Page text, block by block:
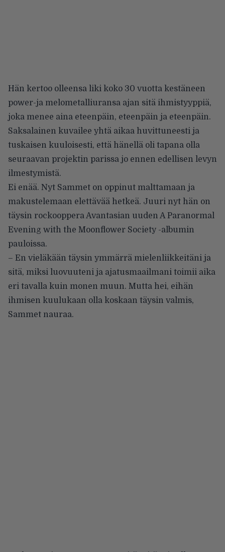
Hän kertoo olleensa liki koko 30 vuotta kestäneen
power-ja melometalliuransa ajan sitä ihmistyyppiä,
joka menee aina eteenpäin, eteenpäin ja eteenpäin.
Saksalainen kuvailee yhtä aikaa huvittuneesti ja
tuskaisen kuuloisesti, että hänellä oli tapana olla
seuraavan projektin parissa jo ennen edellisen levyn
ilmestymistä.
Ei enää. Nyt Sammet on oppinut malttamaan ja
makustelemaan elettävää hetkeä. Juuri nyt hän on
täysin rockooppera Avantasian uuden A Paranormal
Evening with the Moonflower Society -albumin
pauloissa.
– En vieläkään täysin ymmärrä mielenliikkeitäni ja
sitä, miksi luovuuteni ja ajatusmaailmani toimii aika
eri tavalla kuin monen muun. Mutta hei, eihän
ihmisen kuulukaan olla koskaan täysin valmis,
Sammet nauraa.